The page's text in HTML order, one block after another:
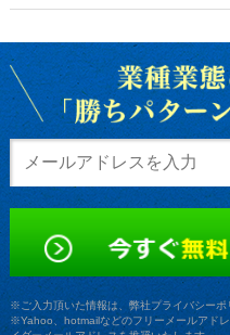
※ご入力頂いた情報は、弊社プライバシー
※Yahoo、hotmailなどのフリーメールアド